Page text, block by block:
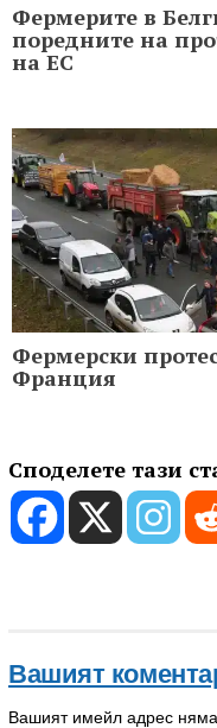
Фермерите в
поредните на
на ЕС
Фермерски
Франция
Споделете тази
Вашият
Вашият имейл адрес няма